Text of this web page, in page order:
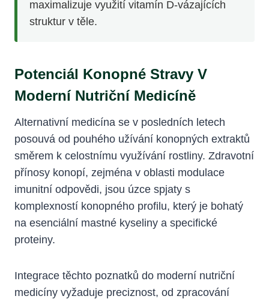
maximalizuje využití vitamín D-vázajících
struktur v těle.
Potenciál Konopné Stravy V
Moderní Nutriční Medicíně
Alternativní medicína se v posledních letech
posouvá od pouhého užívání konopných extraktů
směrem k celostnímu využívání rostliny. Zdravotní
přínosy konopí, zejména v oblasti modulace
imunitní odpovědi, jsou úzce spjaty s
komplexností konopného profilu, který je bohatý
na esenciální mastné kyseliny a specifické
proteiny.
Integrace těchto poznatků do moderní nutriční
medicíny vyžaduje preciznost, od zpracování